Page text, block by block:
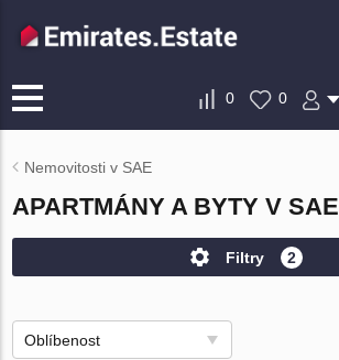
0 0
Nemovitosti v SAE
APARTMÁNY A BYTY V SAE
Filtry 2
Oblíbenost